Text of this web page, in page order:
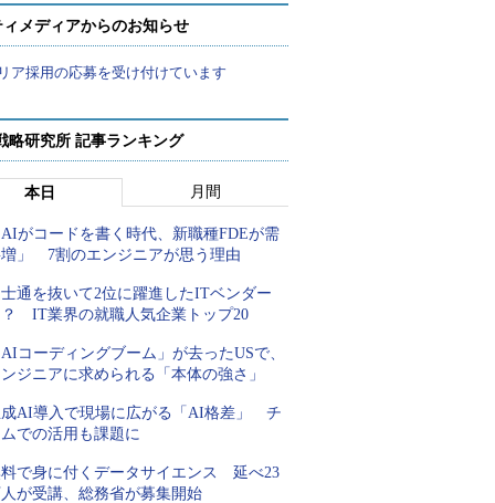
メディアからのお知らせ
ア採用の応募を受け付けています
略研究所 記事ランキング
本日 月間
がコードを書く時代、新職種FDEが需
」 7割のエンジニアが思う理由
通を抜いて2位に躍進したITベンダー
IT業界の就職人気企業トップ20
コーディングブーム」が去ったUSで、
ジニアに求められる「本体の強さ」
AI導入で現場に広がる「AI格差」 チ
での活用も課題に
で身に付くデータサイエンス 延べ23
が受講、総務省が募集開始